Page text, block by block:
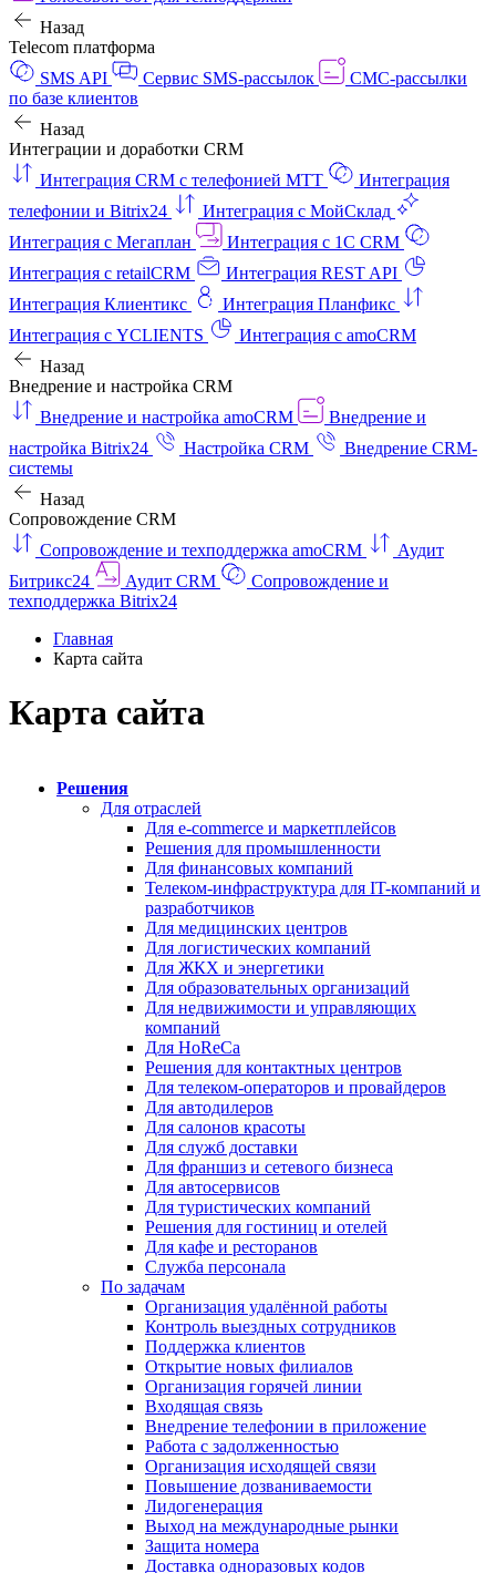
Назад
Telecom платформа
SMS API
Сервис SMS-рассылок
СМС-рассылки
по базе клиентов
Назад
Интеграции и доработки CRM
Интеграция CRM с телефонией МТТ
Интеграция
телефонии и Bitrix24
Интеграция с МойСклад
Интеграция с Мегаплан
Интеграция с 1C CRM
Интеграция с retailCRM
Интеграция REST API
Интеграция Клиентикс
Интеграция Планфикс
Интеграция с YCLIENTS
Интеграция с amoCRM
Назад
Внедрение и настройка CRM
Внедрение и настройка amoCRM
Внедрение и
настройка Bitrix24
Настройка CRM
Внедрение CRM-
системы
Назад
Сопровождение CRM
Сопровождение и техподдержка amoCRM
Аудит
Битрикс24
Аудит CRM
Сопровождение и
техподдержка Bitrix24
Главная
Карта сайта
Карта сайта
Решения
Для отраслей
Для e-commerce и маркетплейсов
Решения для промышленности
Для финансовых компаний
Телеком-инфраструктура для IT-компаний и
разработчиков
Для медицинских центров
Для логистических компаний
Для ЖКХ и энергетики
Для образовательных организаций
Для недвижимости и управляющих
компаний
Для HoReCa
Решения для контактных центров
Для телеком-операторов и провайдеров
Для автодилеров
Для салонов красоты
Для служб доставки
Для франшиз и сетевого бизнеса
Для автосервисов
Для туристических компаний
Решения для гостиниц и отелей
Для кафе и ресторанов
Служба персонала
По задачам
Организация удалённой работы
Контроль выездных сотрудников
Поддержка клиентов
Открытие новых филиалов
Организация горячей линии
Входящая связь
Внедрение телефонии в приложение
Работа с задолженностью
Организация исходящей связи
Повышение дозваниваемости
Лидогенерация
Выход на международные рынки
Защита номера
Доставка одноразовых кодов